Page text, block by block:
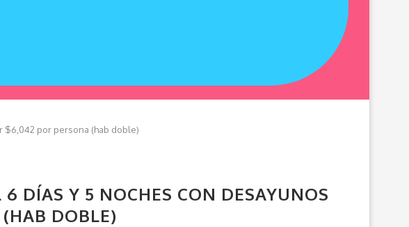
$6,042 por persona (hab doble)
DÍAS Y 5 NOCHES CON DESAYUNOS
DOBLE)